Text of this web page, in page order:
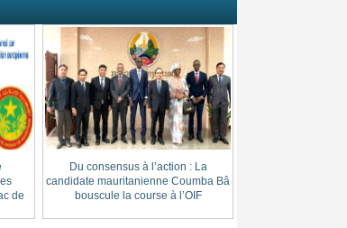
Du consensus à l’action : La
candidate mauritanienne Coumba Bâ
bouscule la course à l’OIF
de